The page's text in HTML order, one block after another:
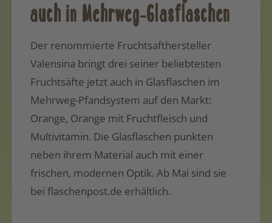
auch in Mehrweg-Glasflaschen
Der renommierte Fruchtsafthersteller
Valensina bringt drei seiner beliebtesten
Fruchtsäfte jetzt auch in Glasflaschen im
Mehrweg-Pfandsystem auf den Markt:
Orange, Orange mit Fruchtfleisch und
Multivitamin. Die Glasflaschen punkten
neben ihrem Material auch mit einer
frischen, modernen Optik. Ab Mai sind sie
bei flaschenpost.de erhältlich.